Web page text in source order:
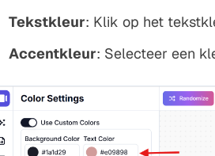
Tekstkleur: Klik op het
Accentkleur: Selecteer een